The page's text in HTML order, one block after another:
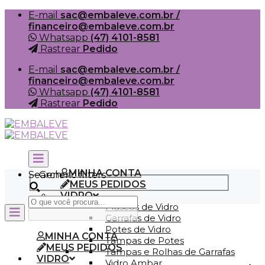
Skip
content
E-mail sac@embaleve.com.br /
financeiro@embaleve.com.br
Whatsapp (47) 4101-8581
Rastrear Pedido
E-mail sac@embaleve.com.br /
financeiro@embaleve.com.br
Whatsapp (47) 4101-8581
Rastrear Pedido
MINHA CONTA
MEUS PEDIDOS
VIDRO
Frascos de Vidro
Garrafas de Vidro
Potes de Vidro
Tampas de Potes
Tampas e Rolhas de Garrafas
Search
Generic filters
MINHA CONTA
MEUS PEDIDOS
VIDRO